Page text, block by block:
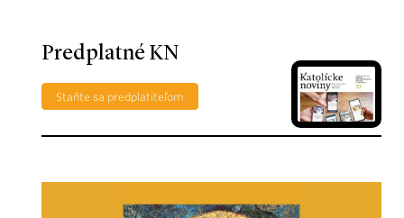
Predplatné KN
Staňte sa predplatiteľom